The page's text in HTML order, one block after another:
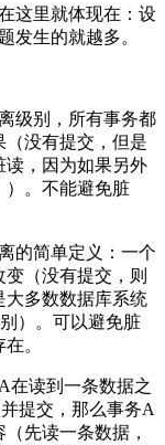
这里就体现在：设
发生的就越多。
级别，所有事务都
（没有提交，但是
读，因为如果另外
）。不能避免脏
的简单定义：一个
（没有提交，则
大多数数据库系统
）。可以避免脏
。
在读到一条数据之
提交，那么事务A
先读一条数据，